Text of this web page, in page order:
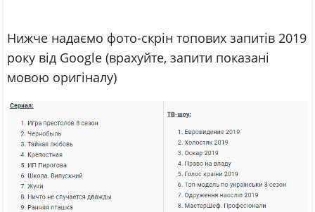
Нижче надаємо фото-скрін топових запитів 2019
року від Google (врахуйте, запити показані
мовою оригіналу)